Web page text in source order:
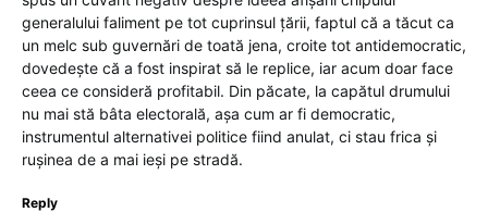
generalului faliment pe tot cuprinsul țării, faptul că a tăcut ca
un melc sub guvernări de toată jena, croite tot antidemocratic,
dovedește că a fost inspirat să le replice, iar acum doar face
ceea ce consideră profitabil. Din păcate, la capătul drumului
nu mai stă bâta electorală, așa cum ar fi democratic,
instrumentul alternativei politice fiind anulat, ci stau frica și
rușinea de a mai ieși pe stradă.
Reply